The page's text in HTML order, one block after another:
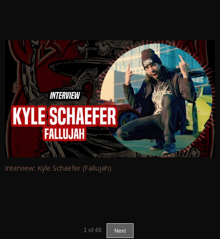
Interview: Kyle Schaefer (Fallujah)
1 of 48 Next